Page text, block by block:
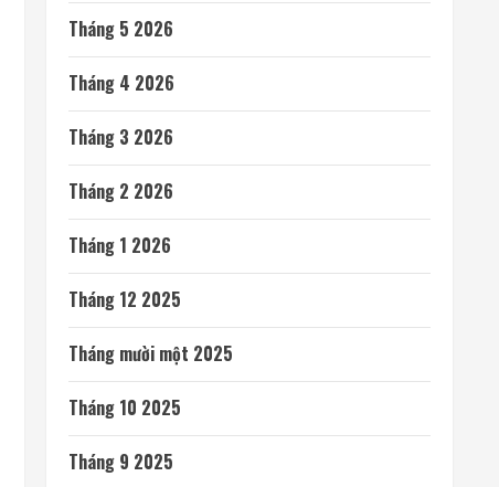
Tháng 5 2026
Tháng 4 2026
Tháng 3 2026
Tháng 2 2026
Tháng 1 2026
Tháng 12 2025
Tháng mười một 2025
Tháng 10 2025
Tháng 9 2025